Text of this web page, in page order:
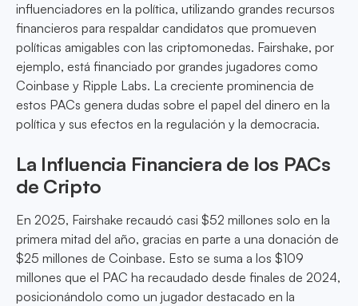
influenciadores en la política, utilizando grandes recursos
financieros para respaldar candidatos que promueven
políticas amigables con las criptomonedas. Fairshake, por
ejemplo, está financiado por grandes jugadores como
Coinbase y Ripple Labs. La creciente prominencia de
estos PACs genera dudas sobre el papel del dinero en la
política y sus efectos en la regulación y la democracia.
La Influencia Financiera de los PACs
de Cripto
En 2025, Fairshake recaudó casi $52 millones solo en la
primera mitad del año, gracias en parte a una donación de
$25 millones de Coinbase. Esto se suma a los $109
millones que el PAC ha recaudado desde finales de 2024,
posicionándolo como un jugador destacado en la